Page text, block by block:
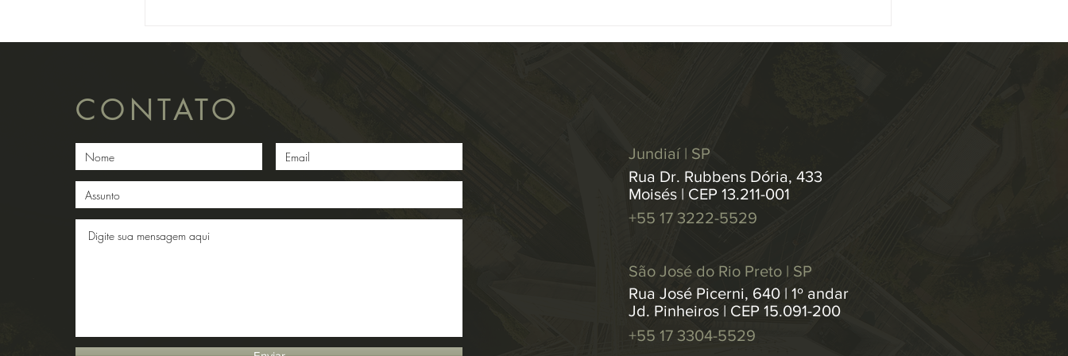
CONTATO
Jundiaí | SP
Rua Dr. Rubbens Dória, 433
Moisés | CEP 13.211-001
+55 17 3222-5529
São José do Rio Preto | SP
Rua José Picerni, 640 | 1º andar
Jd. Pinheiros | CEP 15.091-200
+55 17 3304-5529